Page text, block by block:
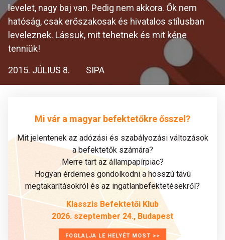
levelet, nagy baj van. Pedig nem akkora. Ők nem
hatóság, csak erőszakosak és hivatalos stílusban
leveleznek. Lássuk, mit tehetnek és mit kéne
tenniük!
2015. JÚLIUS 8. SIPA
Mi vár a magyar befektetőkre ősszel?
Mit jelentenek az adózási és szabályozási változások
a befektetők számára?
Merre tart az állampapírpiac?
Hogyan érdemes gondolkodni a hosszú távú
megtakarításokról és az ingatlanbefektetésekről?
Klasszis Befektetői Klub
2026. szeptember 24., Budapest
FOGLALJA LE HELYÉT MOST >>